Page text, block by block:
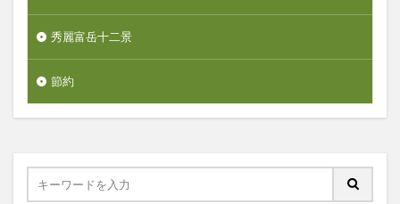
秀麗富岳十二景
節約